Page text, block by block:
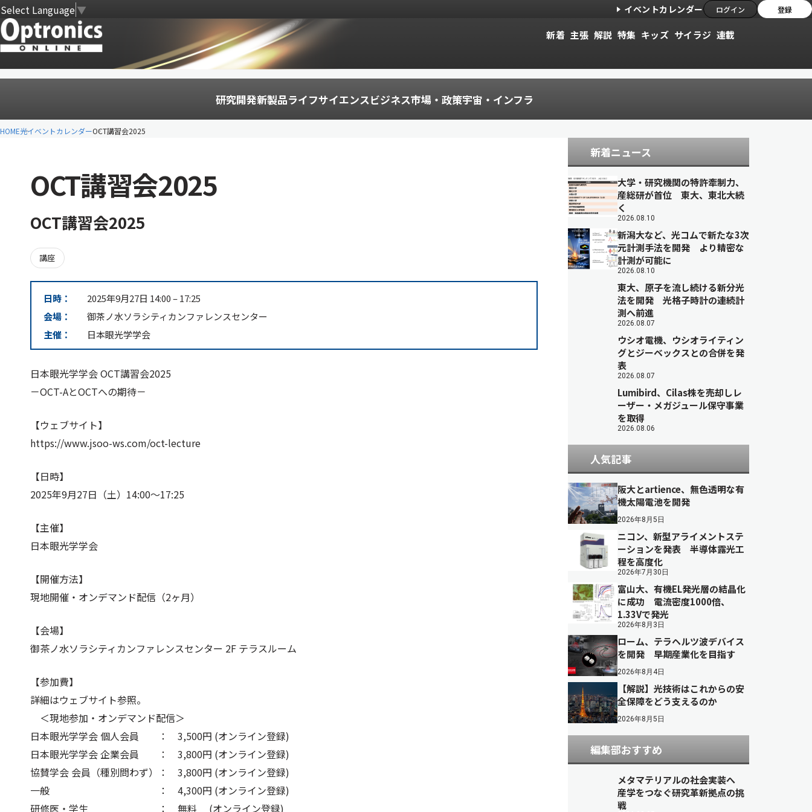
Select Language▼ イベントカレンダー ログイン 登録
新着 主張 解説 特集 キッズ サイラジ 連載
研究開発新製品ライフサイエンスビジネス市場・政策宇宙・インフラ
HOME光イベントカレンダーOCT講習会2025
OCT講習会2025
OCT講習会2025
講座
日時： 2025年9月27日 14:00–17:25
会場：
御茶ノ水ソラシティカンファレンスセンター
主催：
日本眼光学学会
日本眼光学学会 OCT講習会2025
－OCT-AとOCTへの期待－
【ウェブサイト】
https://www.jsoo-ws.com/oct-lecture
【日時】
2025年9月27日（土）14:00～17:25
【主催】
日本眼光学学会
【開催方法】
現地開催・オンデマンド配信（2ヶ月）
【会場】
御茶ノ水ソラシティカンファレンスセンター 2F テラスルーム
【参加費】
詳細はウェブサイト参照。
＜現地参加・オンデマンド配信＞
日本眼光学学会 個人会員 ： 3,500円 (オンライン登録)
日本眼光学学会 企業会員 ： 3,800円 (オンライン登録)
協賛学会 会員（種別問わず）： 3,800円 (オンライン登録)
一般 ： 4,300円 (オンライン登録)
研修医・学生 ： 無料 (オンライン登録)
新着ニュース
大学・研究機関の特許牽制力、
産総研が首位 東大、東北大続
く
2026.08.10
新潟大など、光コムで新たな3次
元計測手法を開発 より精密な
計測が可能に
2026.08.10
東大、原子を流し続ける新分光
法を開発 光格子時計の連続計
測へ前進
2026.08.07
ウシオ電機、ウシオライティン
グとジーベックスとの合併を発
表
2026.08.07
Lumibird、Cilas株を売却しレ
ーザー・メガジュール保守事業
を取得
2026.08.06
人気記事
阪大とartience、無色透明な有
機太陽電池を開発
2026年8月5日
ニコン、新型アライメントステ
ーションを発表 半導体露光工
程を高度化
2026年7月30日
富山大、有機EL発光層の結晶化
に成功 電流密度1000倍、
1.33Vで発光
2026年8月3日
ローム、テラヘルツ波デバイス
を開発 早期産業化を目指す
2026年8月4日
【解説】光技術はこれからの安
全保障をどう支えるのか
2026年8月5日
編集部おすすめ
メタマテリアルの社会実装へ
産学をつなぐ研究革新拠点の挑
戦